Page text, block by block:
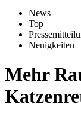
News
Top
Neuigkeiten
Mehr